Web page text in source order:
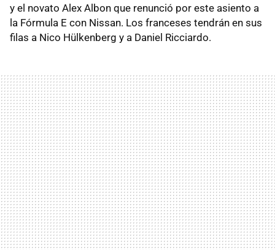
y el novato Alex Albon que renunció por este asiento a
la Fórmula E con Nissan. Los franceses tendrán en sus
filas a Nico Hülkenberg y a Daniel Ricciardo.